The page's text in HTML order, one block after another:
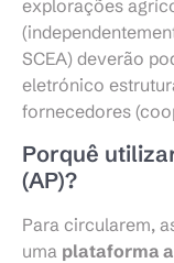
explorações
SCEA) deverão
eletrónico
fornecedores
Porquê
(AP)?
Para circularem,
uma plataforma